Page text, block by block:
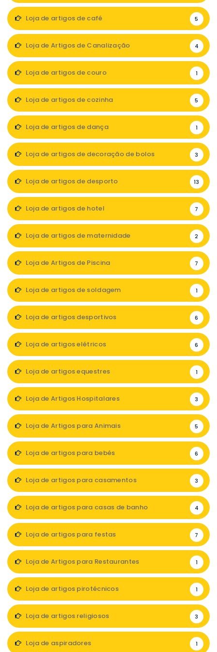
Loja de artigos de café 5
Loja de Artigos de Canalização 4
Loja de artigos de couro 1
Loja de artigos de cozinha 5
Loja de artigos de dança 1
Loja de artigos de decoração de bolos 3
Loja de artigos de desporto 13
Loja de artigos de hotel 7
Loja de artigos de maternidade 2
Loja de Artigos de Piscina 7
Loja de artigos de soldagem 1
Loja de artigos desportivos 6
Loja de artigos elétricos 6
Loja de artigos equestres 1
Loja de Artigos Hospitalares 3
Loja de Artigos para Animais 5
Loja de artigos para bebés 6
Loja de artigos para casamentos 3
Loja de artigos para casas de banho 4
Loja de artigos para festas 7
Loja de Artigos para Restaurantes 1
Loja de artigos pirotécnicos 1
Loja de artigos religiosos 3
Loja de aspiradores 1